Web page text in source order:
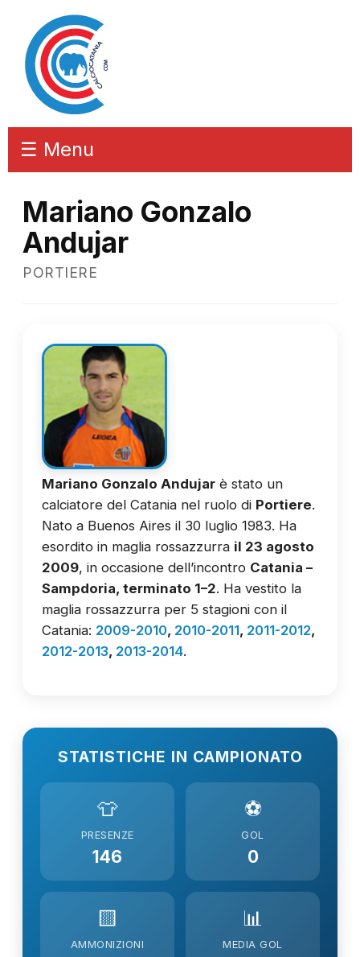
☰ Menu
Mariano Gonzalo
Andujar
PORTIERE
Mariano Gonzalo Andujar è stato un
calciatore del Catania nel ruolo di Portiere.
Nato a Buenos Aires il 30 luglio 1983. Ha
esordito in maglia rossazzurra il 23 agosto
2009, in occasione dell’incontro Catania –
Sampdoria, terminato 1–2. Ha vestito la
maglia rossazzurra per 5 stagioni con il
Catania: 2009-2010, 2010-2011, 2011-2012,
2012-2013, 2013-2014.
STATISTICHE IN CAMPIONATO
👕
PRESENZE
146
⚽
GOL
0
🟨
AMMONIZIONI
📊
MEDIA GOL